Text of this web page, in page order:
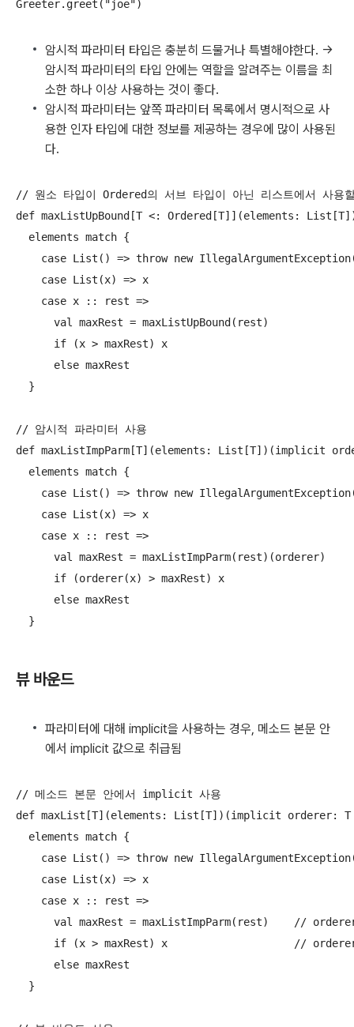
암시적 파라미터 타입은 충분히 드물거나 특별해야한다. ->
암시적 파라미터의 타입 안에는 역할을 알려주는 이름을 최
소한 하나 이상 사용하는 것이 좋다.
암시적 파라미터는 앞쪽 파라미터 목록에서 명시적으로 사
용한 인자 타입에 대한 정보를 제공하는 경우에 많이 사용된
다.
// 원소 타입이 Ordered의 서브 타입이 아닌 리스트에서 사용
def maxListUpBound[T <: Ordered[T]](elements:
  elements match {
case List() => throw new
    case List(x) => x
    case x :: rest =>
      val maxRest = maxListUpBound(rest)
      if (x > maxRest) x
      else maxRest
  }
// 암시적 파라미터 사용
def maxListImpParm[T](elements: List[T])(implicit
  elements match {
case List() => throw new
    case List(x) => x
    case x :: rest =>
      val maxRest = maxListImpParm(rest)(orderer)
      if (orderer(x) > maxRest) x
      else maxRest
뷰 바운드
파라미터에 대해 implicit을 사용하는 경우, 메소드 본문 안
에서 implicit 값으로 취급됨
// 메소드 본문 안에서 implicit 사용
def maxList[T](elements: List[T])(implicit orderer: T
  elements match {
case List() => throw new
    case List(x) => x
    case x :: rest =>
val maxRest = maxListImpParm(rest)    //
if (x > maxRest) x                    //
      else maxRest
  }